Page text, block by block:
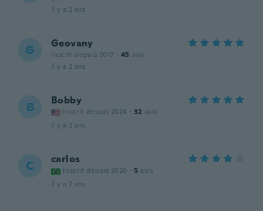
il y a 2 ans
G Geovany
Inscrit depuis 2017 · 45 avis
il y a 2 ans
B Bobby
Inscrit depuis 2024 · 32 avis
il y a 2 ans
C carlos
Inscrit depuis 2020 · 5 avis
il y a 2 ans